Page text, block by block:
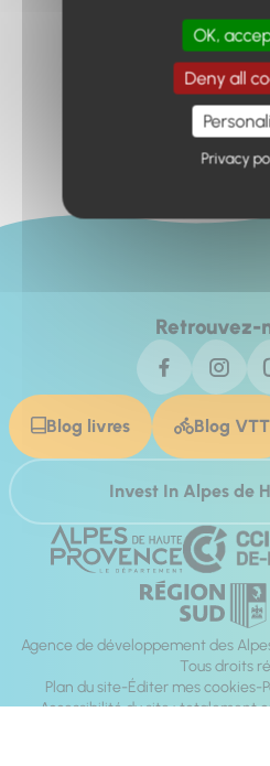
Retour à
Retrouvez-
Blog livres Blog VTT
Invest In Alpes de
Agence de développement des
Tous droits
Plan du site Éditer mes cookies
Accessibilité du site : totalement
OK,
Deny all
Privacy